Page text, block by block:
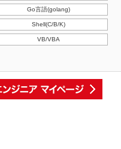
Go言語(golang)
Shell(C/B/K)
VB/VBA